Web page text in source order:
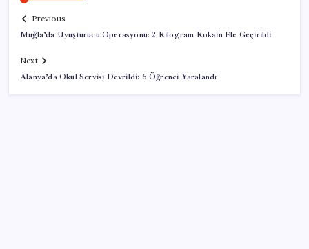
Previous
Muğla’da Uyuşturucu Operasyonu: 2 Kilogram Kokain Ele Geçirildi
Next
Alanya’da Okul Servisi Devrildi: 6 Öğrenci Yaralandı